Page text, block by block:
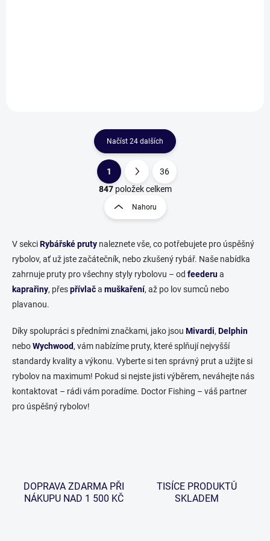
O
v
á
d
c
í
r
v
ý
p
i
s
u
Načíst 24 dalších
S
t
r
á
k
o
v
á
n
1
36
847položek celkem
Nahoru
V sekciRybářské pruty naleznete vše, co potřebujete pro úspěšný
rybolov, ať už jste začátečník, nebo zkušený rybář. Naše nabídka
zahrnuje pruty pro všechny styly rybolovu – od feederua
kaprařiny, přespřívlača muškaření, až po lov sumců nebo
plavanou.
Díky spolupráci s předními značkami, jako jsou Mivardi, Delphin
neboWychwood, vám nabízíme pruty, které splňují nejvyšší
standardy kvality a výkonu. Vyberte si ten správný prut a užijte si
rybolov na maximum! Pokud si nejste jisti výběrem, neváhejte nás
kontaktovat – rádi vám poradíme. Doctor Fishing – váš partner
pro úspěšný rybolov!
DOPRAVA ZDARMA PŘI
NÁKUPU NAD 1 500 KČ
TISÍCE PRODUKTŮ
SKLADEM